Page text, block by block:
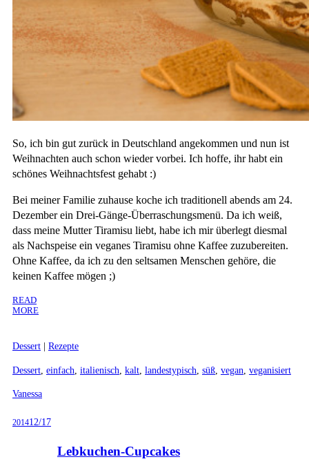
So, ich bin gut zurück in Deutschland angekommen und nun ist
Weihnachten auch schon wieder vorbei. Ich hoffe, ihr habt ein
schönes Weihnachtsfest gehabt :)
Bei meiner Familie zuhause koche ich traditionell abends am 24.
Dezember ein Drei-Gänge-Überraschungsmenü. Da ich weiß,
dass meine Mutter Tiramisu liebt, habe ich mir überlegt diesmal
als Nachspeise ein veganes Tiramisu ohne Kaffee zuzubereiten.
Ohne Kaffee, da ich zu den seltsamen Menschen gehöre, die
keinen Kaffee mögen ;)
READ
MORE
Dessert | Rezepte
Dessert einfach italienisch kalt landestypisch süß vegan veganisiert
Vanessa
201412/17
Lebkuchen-Cupcakes